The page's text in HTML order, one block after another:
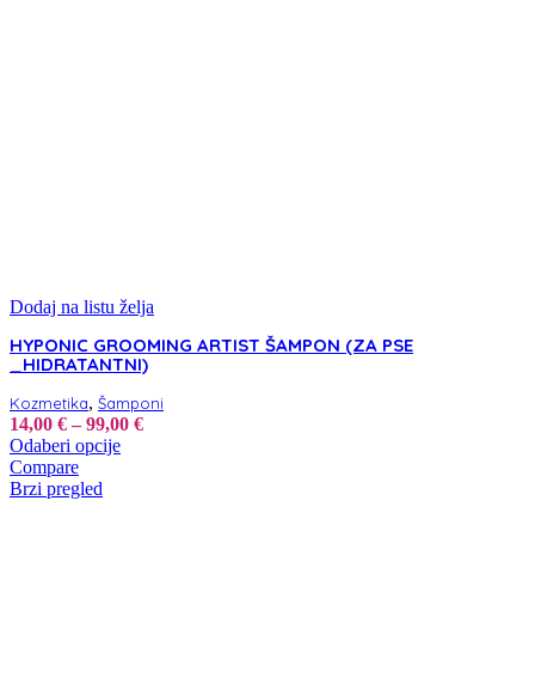
Dodaj na listu želja
HYPONIC GROOMING ARTIST ŠAMPON (ZA PSE
_HIDRATANTNI)
Kozmetika, Šamponi
14,00 € – 99,00 €Raspon
Odaberi opcijeOvaj
Compare
Brzi pregled